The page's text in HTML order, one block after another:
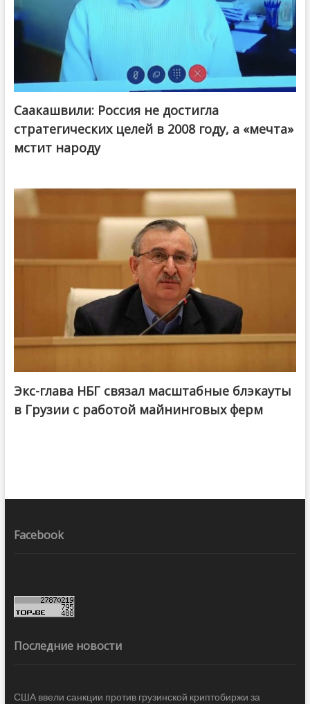
Саакашвили: Россия не достигла
стратегических целей в 2008 году, а «мечта»
мстит народу
Экс-глава НБГ связал масштабные блэкауты
в Грузии с работой майнинговых ферм
Facebook
Последние новости
США ввели санкции против грузинской криптобиржи за